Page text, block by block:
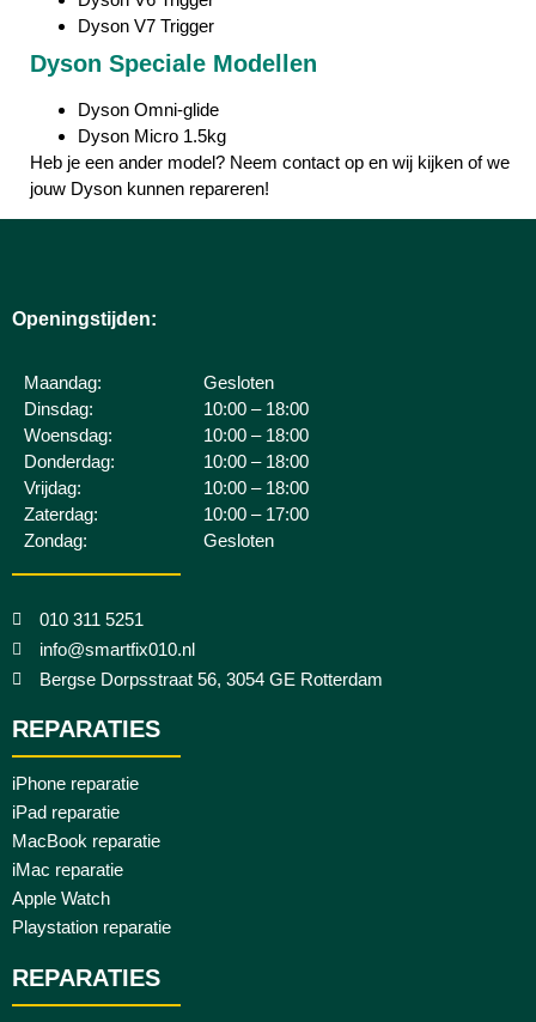
Dyson V7 Trigger
Dyson Speciale Modellen
Dyson Omni-glide
Dyson Micro 1.5kg
Heb je een ander model? Neem contact op en wij kijken of we
jouw Dyson kunnen repareren!
Openingstijden:
Maandag:
Dinsdag:
Woensdag:
Donderdag:
Vrijdag:
Zaterdag:
Zondag:
Gesloten
10:00 – 18:00
10:00 – 18:00
10:00 – 18:00
10:00 – 18:00
10:00 – 17:00
Gesloten
010 311 5251
info@smartfix010.nl
Bergse Dorpsstraat 56, 3054 GE Rotterdam
REPARATIES
iPhone reparatie
iPad reparatie
MacBook reparatie
iMac reparatie
Apple Watch
Playstation reparatie
REPARATIES